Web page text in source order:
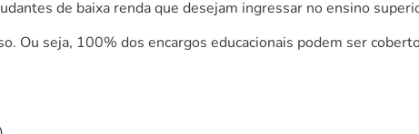
de baixa renda que desejam ingressar no ensino
Ou seja, 100% dos encargos educacionais podem ser